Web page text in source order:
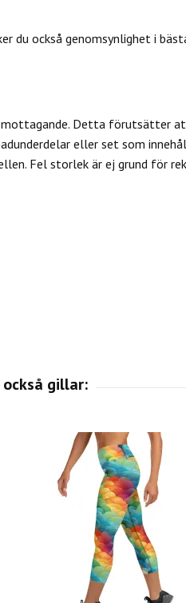
du också genomsynlighet i
Detta förutsätter
eller set som
Fel storlek är ej grund för